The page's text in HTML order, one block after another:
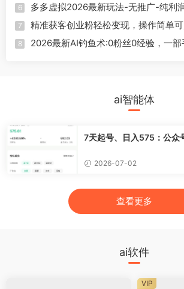
6 多多虚拟2026最新玩法-无推广-纯利
7
精准获客创业粉轻松变现，操作简单
3000+
8
2026最新AI钓鱼术:0粉丝0经验，一部
ai智能体
7天起号、日入575：公众
2026-07-02
查看更多
ai软件
VIP